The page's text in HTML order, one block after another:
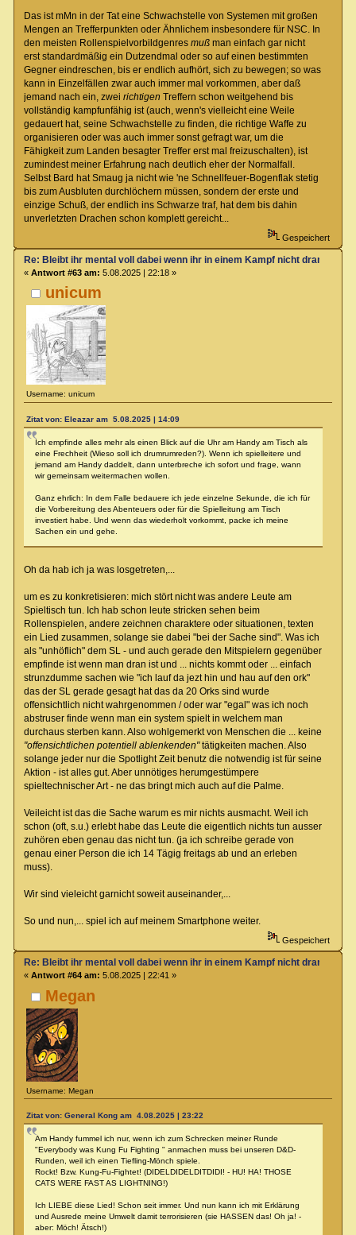
Das ist mMn in der Tat eine Schwachstelle von Systemen mit großen
Mengen an Trefferpunkten oder Ähnlichem insbesondere für NSC. In
den meisten Rollenspielvorbildgenres mußman einfach gar nicht
erst standardmäßig ein Dutzendmal oder so auf einen bestimmten
Gegner eindreschen, bis er endlich aufhört, sich zu bewegen; so was
kann in Einzelfällen zwar auch immer mal vorkommen, aber daß
jemand nach ein, zwei richtigen Treffern schon weitgehend bis
vollständig kampfunfähig ist (auch, wenn's vielleicht eine Weile
gedauert hat, seine Schwachstelle zu finden, die richtige Waffe zu
organisieren oder was auch immer sonst gefragt war, um die
Fähigkeit zum Landen besagter Treffer erst mal freizuschalten), ist
zumindest meiner Erfahrung nach deutlich eher der Normalfall.
Selbst Bard hat Smaug ja nicht wie 'ne Schnellfeuer-Bogenflak stetig
bis zum Ausbluten durchlöchern müssen, sondern der erste und
einzige Schuß, der endlich ins Schwarze traf, hat dem bis dahin
unverletzten Drachen schon komplett gereicht...
Gespeichert
unicum
Username: unicum
Re: Bleibt ihr mental voll dabei wenn ihr in einem Kampf nicht dran seit?
« Antwort #63 am: 5.08.2025 | 22:18 »
Zitat von: Eleazar am 5.08.2025 | 14:09
Ich empfinde alles mehr als einen Blick auf die Uhr am Handy am Tisch als
eine Frechheit (Wieso soll ich drumrumreden?). Wenn ich spielleitere und
jemand am Handy daddelt, dann unterbreche ich sofort und frage, wann
wir gemeinsam weitermachen wollen.
Ganz ehrlich: In dem Falle bedauere ich jede einzelne Sekunde, die ich für
die Vorbereitung des Abenteuers oder für die Spielleitung am Tisch
investiert habe. Und wenn das wiederholt vorkommt, packe ich meine
Sachen ein und gehe.
Oh da hab ich ja was losgetreten,...
um es zu konkretisieren: mich stört nicht was andere Leute am
Spieltisch tun. Ich hab schon leute stricken sehen beim
Rollenspielen, andere zeichnen charaktere oder situationen, texten
ein Lied zusammen, solange sie dabei "bei der Sache sind". Was ich
als "unhöflich" dem SL - und auch gerade den Mitspielern gegenüber
empfinde ist wenn man dran ist und ... nichts kommt oder ... einfach
strunzdumme sachen wie "ich lauf da jezt hin und hau auf den ork"
das der SL gerade gesagt hat das da 20 Orks sind wurde
offensichtlich nicht wahrgenommen / oder war "egal" was ich noch
abstruser finde wenn man ein system spielt in welchem man
durchaus sterben kann. Also wohlgemerkt von Menschen die ... keine
"offensichtlichen potentiell ablenkenden"tätigkeiten machen. Also
solange jeder nur die Spotlight Zeit benutz die notwendig ist für seine
Aktion - ist alles gut. Aber unnötiges herumgestümpere
spieltechnischer Art - ne das bringt mich auch auf die Palme.
Veileicht ist das die Sache warum es mir nichts ausmacht. Weil ich
schon (oft, s.u.) erlebt habe das Leute die eigentlich nichts tun ausser
zuhören eben genau das nicht tun. (ja ich schreibe gerade von
genau einer Person die ich 14 Tägig freitags ab und an erleben
muss).
Wir sind vieleicht garnicht soweit auseinander,...
So und nun,... spiel ich auf meinem Smartphone weiter.
Gespeichert
Megan
Username: Megan
Re: Bleibt ihr mental voll dabei wenn ihr in einem Kampf nicht dran seit?
« Antwort #64 am: 5.08.2025 | 22:41 »
Zitat von: General Kong am 4.08.2025 | 23:22
Am Handy fummel ich nur, wenn ich zum Schrecken meiner Runde
"Everybody was Kung Fu Fighting " anmachen muss bei unseren D&D-
Runden, weil ich einen Tiefling-Mönch spiele.
Rockt! Bzw. Kung-Fu-Fightet! (DIDELDIDELDITDIDI! - HU! HA! THOSE
CATS WERE FAST AS LIGHTNING!)
Ich LIEBE diese Lied! Schon seit immer. Und nun kann ich mit Erklärung
und Ausrede meine Umwelt damit terrorisieren (sie HASSEN das! Oh ja! -
aber: Möch! Ätsch!)